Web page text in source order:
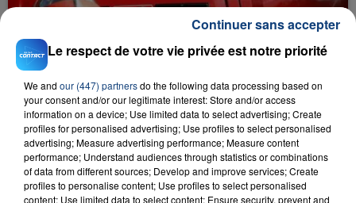
23 juillet 2026
INCENDIE MORTEL À LENS : UNE FEMME ET
SON BÉBÉ ENTRE LA VIE ET LA...
Un homme s'est immolé par le feu après avoir
aspergé sa compagne et leur bébé de trois mois
Le respect de votre vie privée est notre priorité
We and our (447) partnersdo the following data processing based on
your consent and/or our legitimate interest: Store and/or access
information on a device; Use limited data to select advertising; Create
profiles for personalised advertising; Use profiles to select personalised
advertising; Measure advertising performance; Measure content
performance; Understand audiences through statistics or combinations
of data from different sources; Develop and improve services; Create
profiles to personalise content; Use profiles to select personalised
content; Use limited data to select content; Ensure security, prevent and
Continuer sans accepter